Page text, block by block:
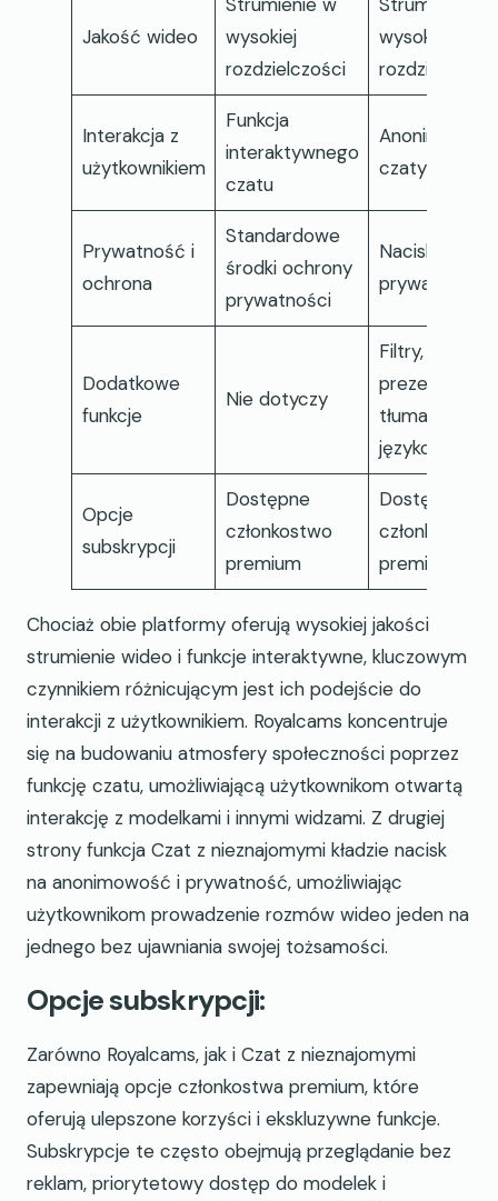
Jakość wideo
wysokiej
rozdzielczości
wysokiej
rozdzielczości
Interakcja z
użytkownikiem
Funkcja
interaktywnego
czatu
Anonimowe
czaty wideo
Prywatność i
ochrona
Standardowe
środki ochrony
prywatności
Nacisk na
prywatność
Dodatkowe
funkcje
Nie dotyczy
Filtry,
prezenty,
tłumaczenie
językowe
Opcje
subskrypcji
Dostępne
członkostwo
premium
Dostępne
członkostwo
premium
Chociaż obie platformy oferują wysokiej jakości
strumienie wideo i funkcje interaktywne, kluczowym
czynnikiem różnicującym jest ich podejście do
interakcji z użytkownikiem. Royalcams koncentruje
się na budowaniu atmosfery społeczności poprzez
funkcję czatu, umożliwiającą użytkownikom otwartą
interakcję z modelkami i innymi widzami. Z drugiej
strony funkcja Czat z nieznajomymi kładzie nacisk
na anonimowość i prywatność, umożliwiając
użytkownikom prowadzenie rozmów wideo jeden na
jednego bez ujawniania swojej tożsamości.
Opcje subskrypcji:
Zarówno Royalcams, jak i Czat z nieznajomymi
zapewniają opcje członkostwa premium, które
oferują ulepszone korzyści i ekskluzywne funkcje.
Subskrypcje te często obejmują przeglądanie bez
reklam, priorytetowy dostęp do modelek i